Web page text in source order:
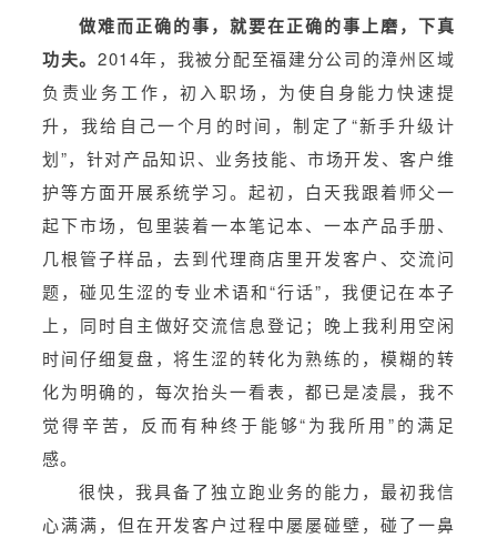
做难而正确的事，就要在正确的事上磨，下真
功夫。2014年，我被分配至福建分公司的漳州区域
负责业务工作，初入职场，为使自身能力快速提
升，我给自己一个月的时间，制定了“新手升级计
划”，针对产品知识、业务技能、市场开发、客户维
护等方面开展系统学习。起初，白天我跟着师父一
起下市场，包里装着一本笔记本、一本产品手册、
几根管子样品，去到代理商店里开发客户、交流问
题，碰见生涩的专业术语和“行话”，我便记在本子
上，同时自主做好交流信息登记；晚上我利用空闲
时间仔细复盘，将生涩的转化为熟练的，模糊的转
化为明确的，每次抬头一看表，都已是凌晨，我不
觉得辛苦，反而有种终于能够“为我所用”的满足
感。
很快，我具备了独立跑业务的能力，最初我信
心满满，但在开发客户过程中屡屡碰壁，碰了一鼻